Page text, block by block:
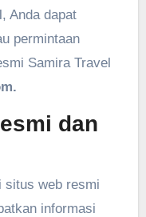
Anda dapat
permintaan
Samira Travel
dan
situs web resmi
informasi